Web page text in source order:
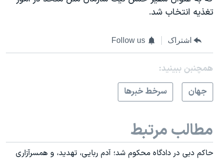
تغذیه انتخاب شد.
اشتراک Follow us
همچنبن ببینید:
جهان
سرخط خبرها
مطالب مرتبط
حاکم دبی در دادگاه محکوم شد؛ آدم ربایی، تهدید، و همسرآزاری